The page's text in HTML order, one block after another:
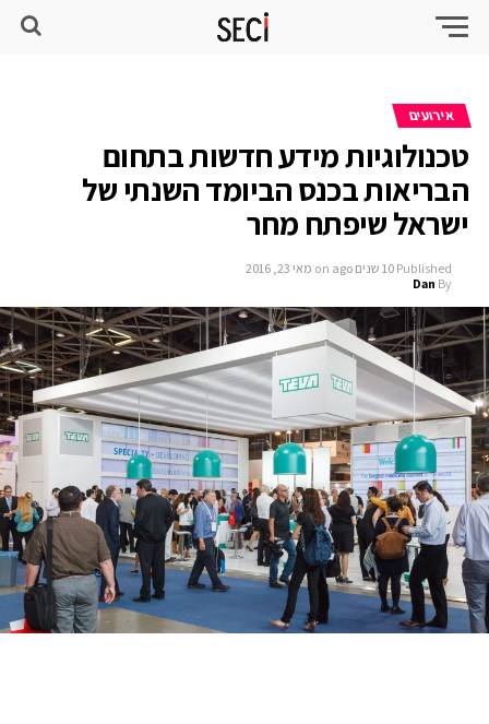
אירועים
טכנולוגיות מידע חדשות בתחום
הבריאות בכנס הביומד השנתי של
ישראל שיפתח מחר
Published 10 שנים ago on מאי 23, 2016
By
Dan